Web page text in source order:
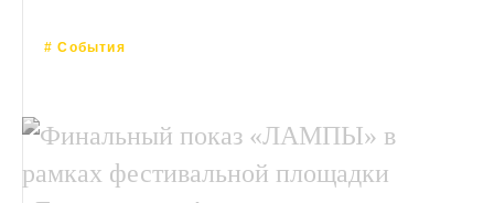
# События